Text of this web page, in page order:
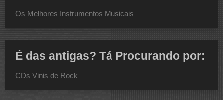
Os Melhores Instrumentos Musicais
É das antigas? Tá Procurando por:
CDs Vinis de Rock